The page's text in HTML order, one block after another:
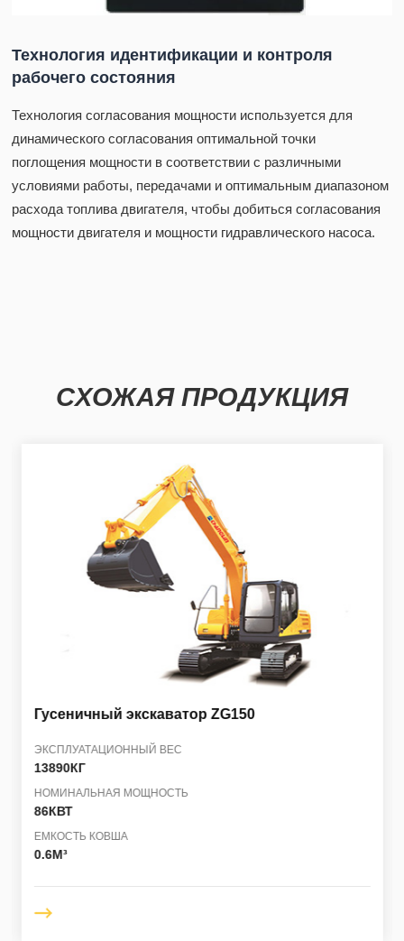
Технология идентификации и контроля
рабочего состояния
Технология согласования мощности используется для
динамического согласования оптимальной точки
поглощения мощности в соответствии с различными
условиями работы, передачами и оптимальным диапазоном
расхода топлива двигателя, чтобы добиться согласования
мощности двигателя и мощности гидравлического насоса.
СХОЖАЯ ПРОДУКЦИЯ
Гусеничный экскаватор ZG150
ЭКСПЛУАТАЦИОННЫЙ ВЕС
13890КГ
НОМИНАЛЬНАЯ МОЩНОСТЬ
86КВТ
ЕМКОСТЬ КОВША
0.6M³